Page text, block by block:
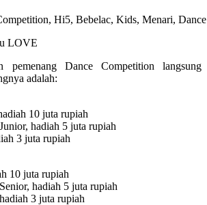
LOVE
pemenang Dance Competition langsung
adalah:
10 juta rupiah
hadiah 5 juta rupiah
3 juta rupiah
10 juta rupiah
hadiah 5 juta rupiah
3 juta rupiah